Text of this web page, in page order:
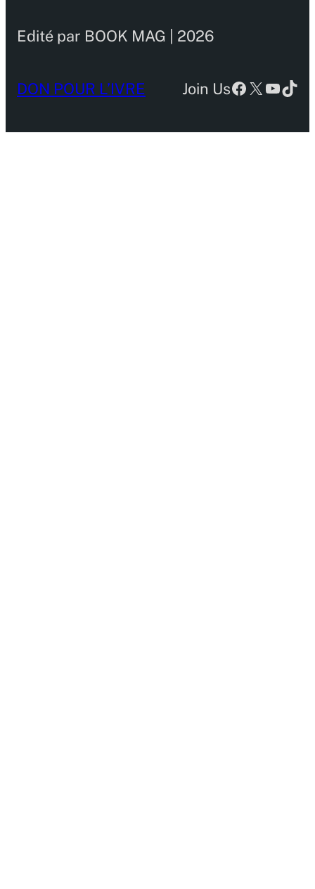
Edité par BOOK MAG | 2026
DON POUR L’IVRE Join UsFacebook
X